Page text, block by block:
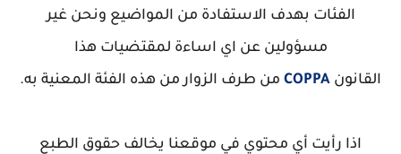
الفئات بهدف الاستفادة من المواضيع ونحن غير
مسؤولين عن اي اساءة لمقتضيات هذا
القانون COPPA من طرف الزوار من هذه الفئة المعنية به.
اذا رأيت أي محتوي في موقعنا يخالف حقوق الطبع